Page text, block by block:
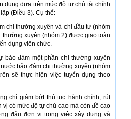
dụng dựa trên mức độ tự chủ tài chính
(Điều 3). Cụ thể:
chi thường xuyên và chi đầu tư (nhóm
thường xuyên (nhóm 2) được giao toàn
dụng viên chức.
đảm một phần chi thường xuyên
bảo đảm chi thường xuyên (nhóm
sẽ thực hiện việc tuyển dụng theo
chỉ giảm bớt thủ tục hành chính, rút
có mức độ tự chủ cao mà còn đề cao
đầu đơn vị trong việc xây dựng và